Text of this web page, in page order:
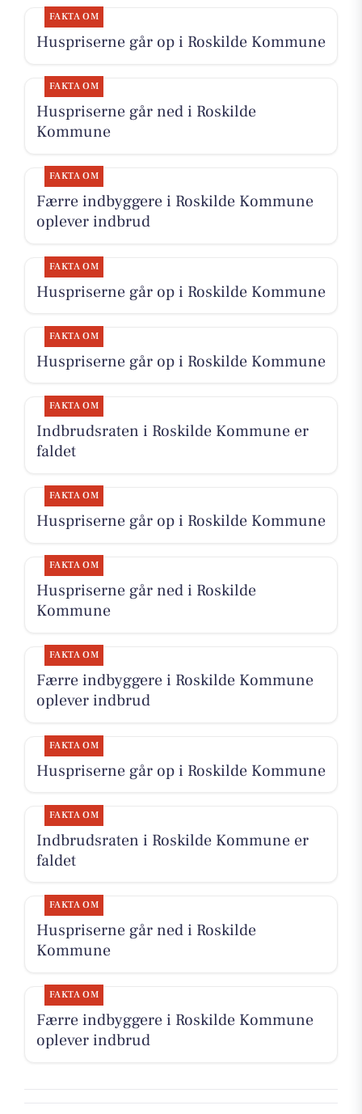
FAKTA OM
Huspriserne går op i Roskilde Kommune
FAKTA OM
Huspriserne går ned i Roskilde
Kommune
FAKTA OM
Færre indbyggere i Roskilde Kommune
oplever indbrud
FAKTA OM
Huspriserne går op i Roskilde Kommune
FAKTA OM
Huspriserne går op i Roskilde Kommune
FAKTA OM
Indbrudsraten i Roskilde Kommune er
faldet
FAKTA OM
Huspriserne går op i Roskilde Kommune
FAKTA OM
Huspriserne går ned i Roskilde
Kommune
FAKTA OM
Færre indbyggere i Roskilde Kommune
oplever indbrud
FAKTA OM
Huspriserne går op i Roskilde Kommune
FAKTA OM
Indbrudsraten i Roskilde Kommune er
faldet
FAKTA OM
Huspriserne går ned i Roskilde
Kommune
FAKTA OM
Færre indbyggere i Roskilde Kommune
oplever indbrud